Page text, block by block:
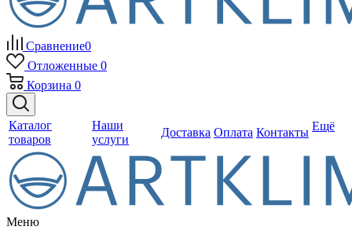
Сравнение0
Отложенные 0
Корзина 0
Каталог
товаров
Наши
услуги
Доставка Оплата Контакты Ещё
Меню